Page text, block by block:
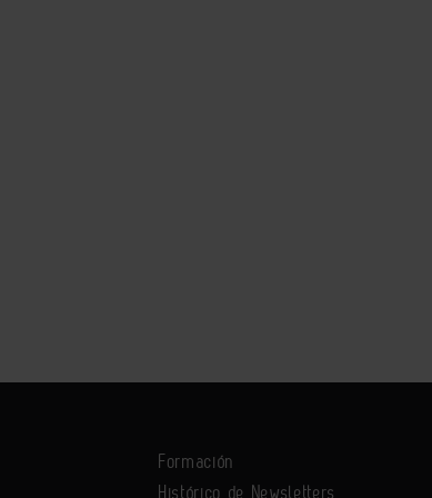
Formación
Histórico de Newsletters